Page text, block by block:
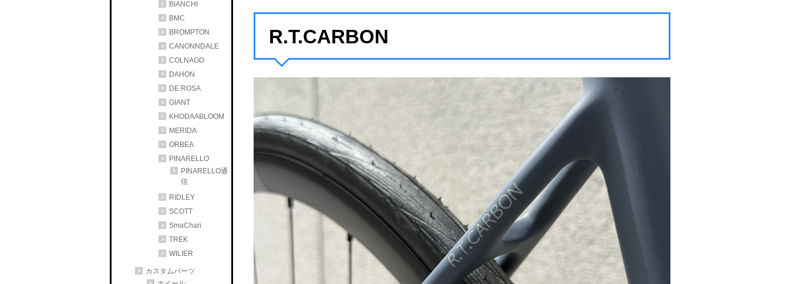
BIANCHI
BMC
BROMPTON
CANONNDALE
COLNAGO
DAHON
DE ROSA
GIANT
KHODAABLOOM
MERIDA
ORBEA
PINARELLO
PINARELLO通
信
RIDLEY
SCOTT
SmaChari
TREK
WILIER
カスタムパーツ
R.T.CARBON